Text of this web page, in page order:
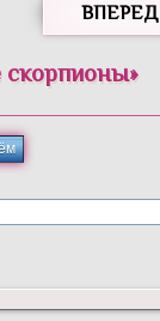
ВПЕРЕД
»